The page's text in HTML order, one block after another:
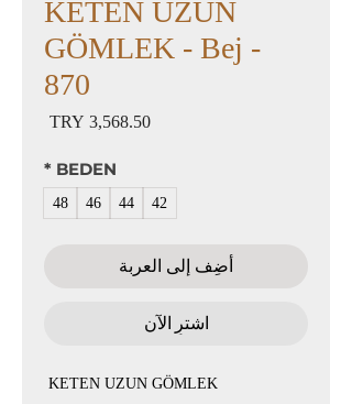
KETEN UZUN
GÖMLEK - Bej -
870
السعر
BEDEN
*
42
44
46
48
أضِف إلى العربة
اشترِ الآن
KETEN UZUN GÖMLEK